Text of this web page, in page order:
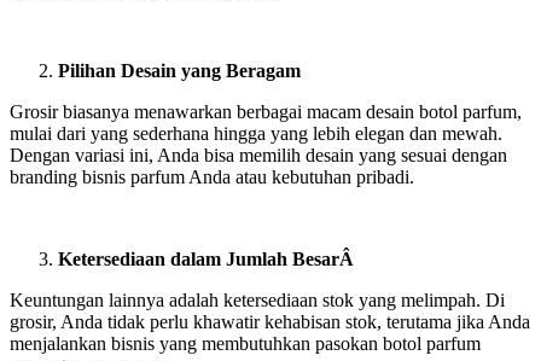
Pilihan Desain yang Beragam
Grosir biasanya menawarkan berbagai macam desain botol parfum,
mulai dari yang sederhana hingga yang lebih elegan dan mewah.
Dengan variasi ini, Anda bisa memilih desain yang sesuai dengan
branding bisnis parfum Anda atau kebutuhan pribadi.
Ketersediaan dalam Jumlah BesarÂ
Keuntungan lainnya adalah ketersediaan stok yang melimpah. Di
grosir, Anda tidak perlu khawatir kehabisan stok, terutama jika Anda
menjalankan bisnis yang membutuhkan pasokan botol parfum